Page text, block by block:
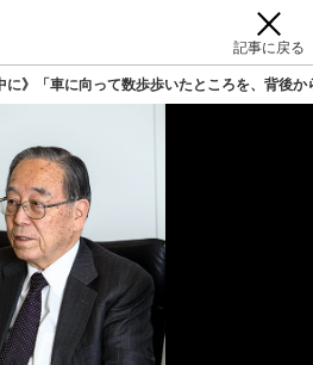
記事に戻る
に》「車に向って数歩歩いたところを、背後